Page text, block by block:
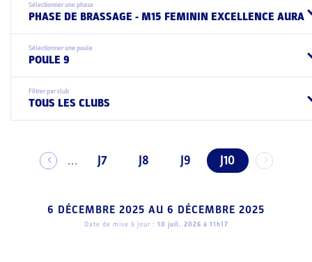
Sélectionner une phase
PHASE DE BRASSAGE - M15 FEMININ EXCELLENCE AURA
Sélectionner une poule
POULE 9
Filtrer par club
TOUS LES CLUBS
... J7 J8 J9 J10
6 DÉCEMBRE 2025 AU 6 DÉCEMBRE 2025
Date de mise à jour : 10 juil. 2026 à 11h17